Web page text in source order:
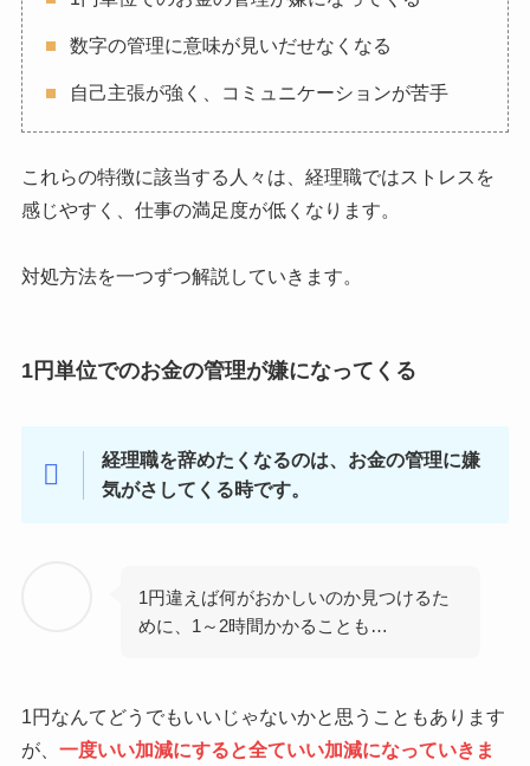
数字の管理に意味が見いだせなくなる
自己主張が強く、コミュニケーションが苦手
これらの特徴に該当する人々は、経理職ではストレスを
感じやすく、仕事の満足度が低くなります。
対処方法を一つずつ解説していきます。
1円単位でのお金の管理が嫌になってくる
経理職を辞めたくなるのは、お金の管理に嫌
気がさしてくる時です。
1円違えば何がおかしいのか見つけるた
めに、1～2時間かかることも…
1円なんてどうでもいいじゃないかと思うこともあります
が、 一度いい加減にすると全ていい加減になっていきま